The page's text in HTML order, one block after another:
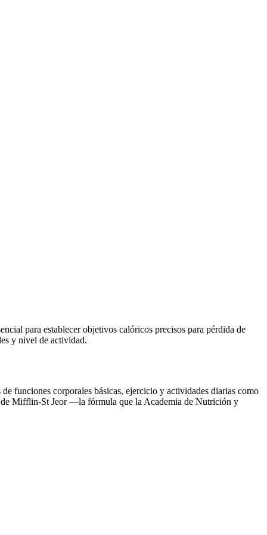
para establecer objetivos calóricos precisos para pérdida de
y nivel de actividad.
funciones corporales básicas, ejercicio y actividades diarias como
Mifflin-St Jeor —la fórmula que la Academia de Nutrición y